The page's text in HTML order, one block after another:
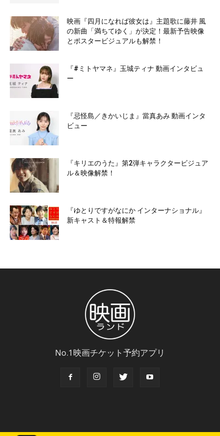
映画『四月になれば彼女は』主題歌に藤井 風
の新曲「満ちてゆく」が決定！最新予告映像
とポスタービジュアルも解禁！
『#ミトヤマネ』玉城ティナ 動画インタビュ
ー
『忌怪島／きかいじま』當真あみ 動画インタ
ビュー
『キリエのうた』第2弾キャラクタービジュア
ル＆映像解禁！
『ゆとりですがなにか インターナショナル』
新キャスト＆特報解禁
No.1映画チケット予約アプリ